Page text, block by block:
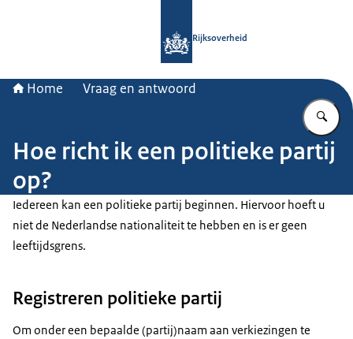
Rijksoverheid
Home Vraag en antwoord
Hoe richt ik een politieke partij
op?
Iedereen kan een politieke partij beginnen. Hiervoor hoeft u
niet de Nederlandse nationaliteit te hebben en is er geen
leeftijdsgrens.
Registreren politieke partij
Om onder een bepaalde (partij)naam aan verkiezingen te